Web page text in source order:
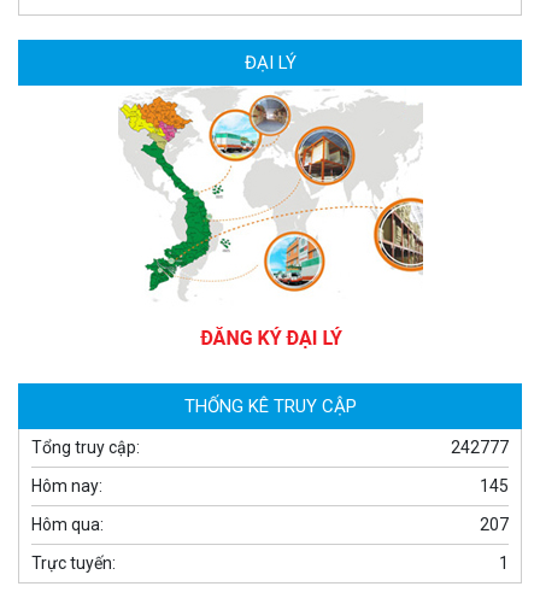
ĐẠI LÝ
THỐNG KÊ TRUY CẬP
242777
Tổng truy cập:
145
Hôm nay:
207
Hôm qua:
1
Trực tuyến: